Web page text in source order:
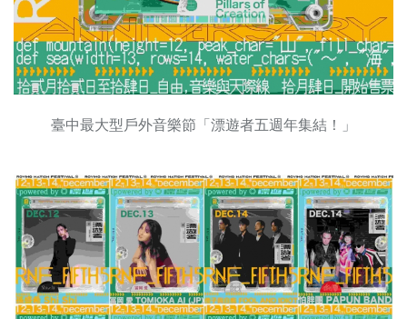
臺中最大型戶外音樂節「漂遊者五週年集結！」